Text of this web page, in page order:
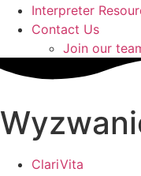
Interpreter
Contact Us
Join our
ClariVita